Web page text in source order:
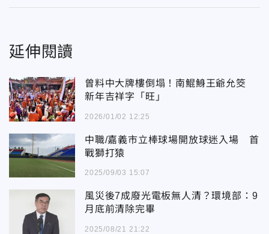
延伸閱讀
曾料中大牌樓倒塌！南鯤鯓王爺允筊
新年吉祥字「旺」
2026/01/02 12:25
中職/嘉義市立棒球場開放球迷入場 首
戰獅打猿
2025/09/03 15:07
風災後7成廢光電板無人清？環境部：9
月底前清除完畢
2025/08/21 21:22